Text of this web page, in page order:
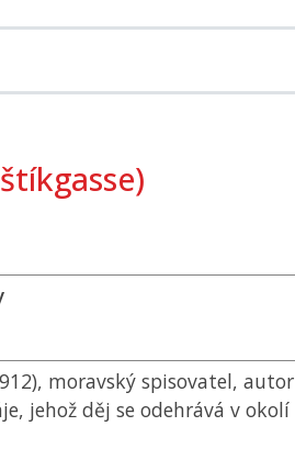
moravský spisovatel, autor
jehož děj se odehrává v okolí